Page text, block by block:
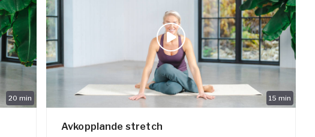
20 min 15 min
Avkopplande stretch